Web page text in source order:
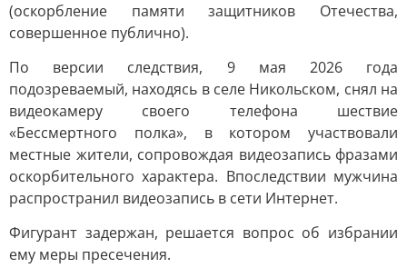
(оскорбление памяти защитников Отечества,
совершенное публично).
По версии следствия, 9 мая 2026 года
подозреваемый, находясь в селе Никольском, снял на
видеокамеру своего телефона шествие
«Бессмертного полка», в котором участвовали
местные жители, сопровождая видеозапись фразами
оскорбительного характера. Впоследствии мужчина
распространил видеозапись в сети Интернет.
Фигурант задержан, решается вопрос об избрании
ему меры пресечения.